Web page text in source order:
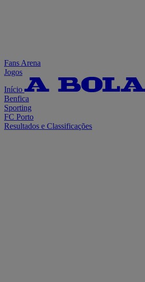
Fans Arena
Jogos
Início
Benfica
Sporting
FC Porto
Resultados e Classificações